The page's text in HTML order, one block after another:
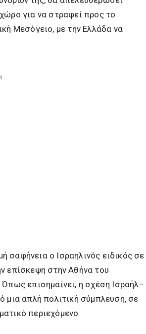
για να στραφεί προς το
Μεσόγειο, με την Ελλάδα να
σαφήνεια ο Ισραηλινός ειδικός σε
επίσκεψη στην Αθήνα του
επισημαίνει, η σχέση Ισραήλ–
μια απλή πολιτική σύμπλευση, σε
περιεχόμενο.